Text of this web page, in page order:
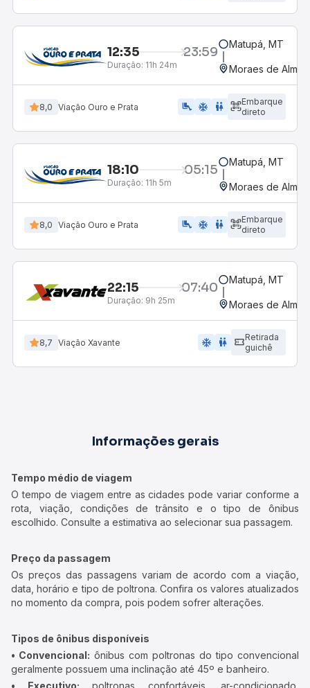
12:35 23:59
Duração: 11h 24m
Matupá, MT
Moraes de
8,0 Viação Ouro e Prata airline_seat_legroom_extra ac_unit WC
Embarque
direto
18:10 05:15
Duração: 11h 5m
Matupá, MT
Moraes de
8,0 Viação Ouro e Prata airline_seat_legroom_extra ac_unit WC
Embarque
direto
22:15 07:40
Duração: 9h 25m
Matupá, MT
Moraes de
8,7 Viação Xavante ac_unit wc
Retirada
guichê
Informações gerais
Tempo médio de viagem
O tempo de viagem entre as cidades pode variar conforme a
rota, viação, condições de trânsito e o tipo de ônibus
escolhido. Consulte a estimativa ao selecionar sua passagem.
Preço da passagem
Os preços das passagens variam de acordo com a viação,
data, horário e tipo de poltrona. Confira os valores atualizados
no momento da compra, pois podem sofrer alterações.
Tipos de ônibus disponíveis
• Convencional: ônibus com poltronas do tipo convencional
geralmente possuem uma inclinação até 45º e banheiro.
• Executivo: poltronas confortáveis, ar-condicionado,